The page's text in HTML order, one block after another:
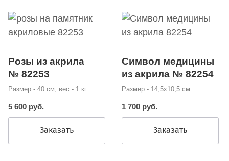
Розы из акрила
№ 82253
Размер - 40 см, вес - 1 кг.
5 600 руб.
Заказать
Символ медицины
из акрила № 82254
Размер - 14,5х10,5 см
1 700 руб.
Заказать